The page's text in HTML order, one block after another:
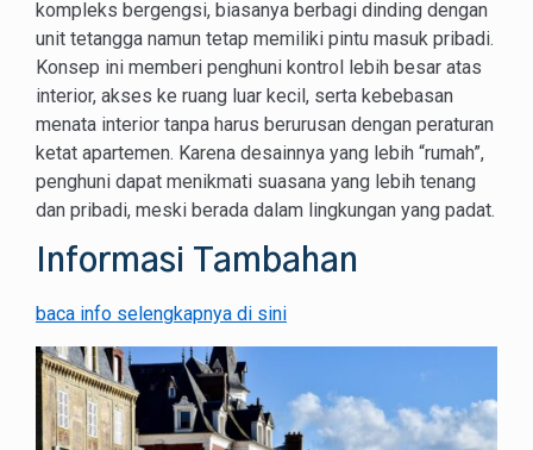
kompleks bergengsi, biasanya berbagi dinding dengan
unit tetangga namun tetap memiliki pintu masuk pribadi.
Konsep ini memberi penghuni kontrol lebih besar atas
interior, akses ke ruang luar kecil, serta kebebasan
menata interior tanpa harus berurusan dengan peraturan
ketat apartemen. Karena desainnya yang lebih “rumah”,
penghuni dapat menikmati suasana yang lebih tenang
dan pribadi, meski berada dalam lingkungan yang padat.
Informasi Tambahan
baca info selengkapnya di sini